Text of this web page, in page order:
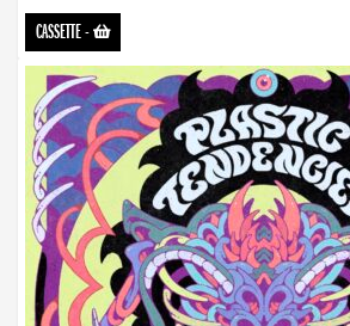
CASSETTE-